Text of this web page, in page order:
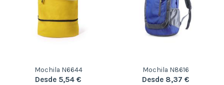
Mochila N6644
Desde 5,54 €
Mochila N8616
Desde 8,37 €